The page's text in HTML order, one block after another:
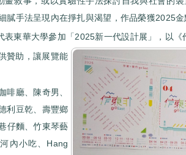
手法呈現內在掙扎與渴望，作品榮獲2025
東華大學參加「2025新一代設計展」，以
贊助，讓展覽能
廳、陳奇男、
利豆乾、壽豐鄉
仔麵、竹東琴藝
內小吃、Hang